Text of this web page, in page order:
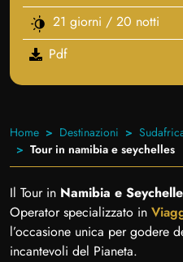
21 giorni / 20 notti
Pdf
Home Destinazioni
Tour in namibia e seychelles
Il Tour in Namibia e
Operator specializzato in
l’occasione unica per godere
incantevoli del Pianeta.